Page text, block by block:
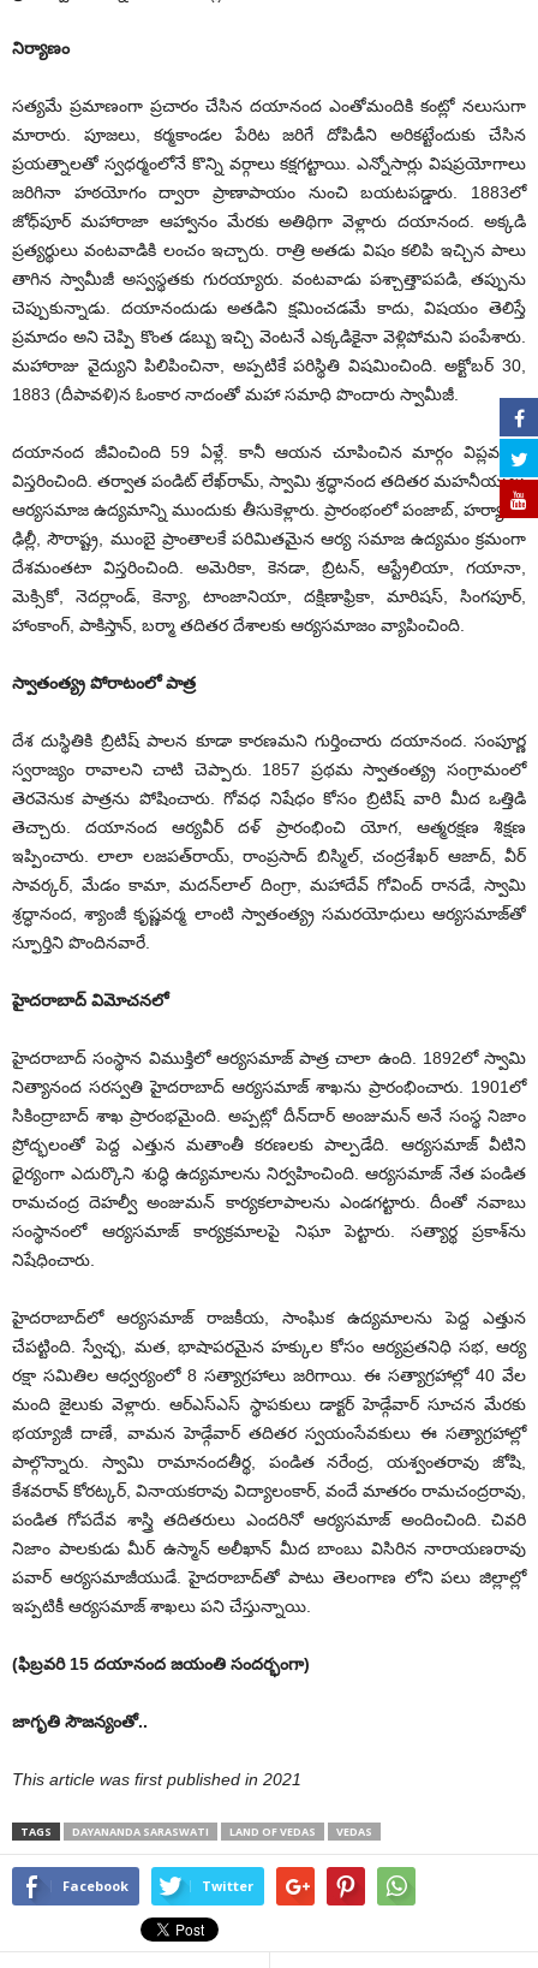
నిర్యాణం
సత్యమే ప్రమాణంగా ప్రచారం చేసిన దయానంద ఎంతోమందికి కంట్లో నలుసుగా
మారారు. పూజలు, కర్మకాండల పేరిట జరిగే దోపిడీని అరికట్టేందుకు చేసిన
ప్రయత్నాలతో స్వధర్మంలోనే కొన్ని వర్గాలు కక్షగట్టాయి. ఎన్నోసార్లు విషప్రయోగాలు
జరిగినా హఠయోగం ద్వారా ప్రాణాపాయం నుంచి బయటపడ్డారు. 1883లో
జోధ్‌పూర్‌ ‌మహారాజా ఆహ్వానం మేరకు అతిథిగా వెళ్లారు దయానంద. అక్కడి
ప్రత్యర్థులు వంటవాడికి లంచం ఇచ్చారు. రాత్రి అతడు విషం కలిపి ఇచ్చిన పాలు
తాగిన స్వామీజీ అస్వస్థతకు గురయ్యారు. వంటవాడు పశ్చాత్తాపపడి, తప్పును
చెప్పుకున్నాడు. దయానందుడు అతడిని క్షమించడమే కాదు, విషయం తెలిస్తే
ప్రమాదం అని చెప్పి కొంత డబ్బు ఇచ్చి వెంటనే ఎక్కడికైనా వెళ్లిపోమని పంపేశారు.
మహారాజు వైద్యుని పిలిపించినా, అప్పటికే పరిస్థితి విషమించింది. అక్టోబర్‌ 30,
1883 (‌దీపావళి)న ఓంకార నాదంతో మహా సమాధి పొందారు స్వామీజీ.
దయానంద జీవించింది 59 ఏళ్లే. కానీ ఆయన చూపించిన మార్గం విప్లవంలా
విస్తరించింది. తర్వాత పండిట్‌ ‌లేఖ్‌రామ్‌, ‌స్వామి శ్రద్ధానంద తదితర మహనీయులు
ఆర్యసమాజ ఉద్యమాన్ని ముందుకు తీసుకెళ్లారు. ప్రారంభంలో పంజాబ్‌, ‌హర్యానా,
ఢిల్లీ, సౌరాష్ట్ర, ముంబై ప్రాంతాలకే పరిమితమైన ఆర్య సమాజ ఉద్యమం క్రమంగా
దేశమంతటా విస్తరించింది. అమెరికా, కెనడా, బ్రిటన్‌, ఆ‌స్ట్రేలియా, గయానా,
మెక్సికో, నెదర్లాండ్‌, ‌కెన్యా, టాంజానియా, దక్షిణాఫ్రికా, మారిషస్‌, ‌సింగపూర్‌,
‌హాంకాంగ్‌, ‌పాకిస్తాన్‌, ‌బర్మా తదితర దేశాలకు ఆర్యసమాజం వ్యాపించింది.
స్వాతంత్య్ర పోరాటంలో పాత్ర
దేశ దుస్థితికి బ్రిటిష్‌ ‌పాలన కూడా కారణమని గుర్తించారు దయానంద. సంపూర్ణ
స్వరాజ్యం రావాలని చాటి చెప్పారు. 1857 ప్రథమ స్వాతంత్య్ర సంగ్రామంలో
తెరవెనుక పాత్రను పోషించారు. గోవధ నిషేధం కోసం బ్రిటిష్‌ ‌వారి మీద ఒత్తిడి
తెచ్చారు. దయానంద ఆర్యవీర్‌ ‌దళ్‌ ‌ప్రారంభించి యోగ, ఆత్మరక్షణ శిక్షణ
ఇప్పించారు. లాలా లజపత్‌రాయ్‌, ‌రాంప్రసాద్‌ ‌బిస్మిల్‌, ‌చంద్రశేఖర్‌ ఆజాద్‌, ‌వీర్‌
‌సావర్కర్‌, ‌మేడం కామా, మదన్‌లాల్‌ ‌దింగ్రా, మహాదేవ్‌ ‌గోవింద్‌ ‌రానడే, స్వామి
శ్రద్ధానంద, శ్యాంజీ కృష్ణవర్మ లాంటి స్వాతంత్య్ర సమరయోధులు ఆర్యసమాజ్‌తో
స్ఫూర్తిని పొందినవారే.
హైదరాబాద్‌ ‌విమోచనలో
హైదరాబాద్‌ ‌సంస్థాన విముక్తిలో ఆర్యసమాజ్‌ ‌పాత్ర చాలా ఉంది. 1892లో స్వామి
నిత్యానంద సరస్వతి హైదరాబాద్‌ ఆర్యసమాజ్‌ ‌శాఖను ప్రారంభించారు. 1901లో
సికింద్రాబాద్‌ ‌శాఖ ప్రారంభమైంది. అప్పట్లో దీన్‌దార్‌ అం‌జుమన్‌ అనే సంస్థ నిజాం
ప్రోద్భలంతో పెద్ద ఎత్తున మతాంతీ కరణలకు పాల్పడేది. ఆర్యసమాజ్‌ ‌వీటిని
ధైర్యంగా ఎదుర్కొని శుద్ధి ఉద్యమాలను నిర్వహించింది. ఆర్యసమాజ్‌ ‌నేత పండిత
రామచంద్ర దెహల్వీ అంజుమన్‌ ‌కార్యకలాపాలను ఎండగట్టారు. దీంతో నవాబు
సంస్థానంలో ఆర్యసమాజ్‌ ‌కార్యక్రమాలపై నిఘా పెట్టారు. సత్యార్థ ప్రకాశ్‌ను
నిషేధించారు.
హైదరాబాద్‌లో ఆర్యసమాజ్‌ ‌రాజకీయ, సాంఘిక ఉద్యమాలను పెద్ద ఎత్తున
చేపట్టింది. స్వేచ్ఛ, మత, భాషాపరమైన హక్కుల కోసం ఆర్యప్రతనిధి సభ, ఆర్య
రక్షా సమితిల ఆధ్వర్యంలో 8 సత్యాగ్రహాలు జరిగాయి. ఈ సత్యాగ్రహాల్లో 40 వేల
మంది జైలుకు వెళ్లారు. ఆర్‌ఎస్‌ఎస్‌ ‌స్థాపకులు డాక్టర్‌ ‌హెడ్గేవార్‌ ‌సూచన మేరకు
భయ్యాజీ దాణే, వామన హెడ్గేవార్‌ ‌తదితర స్వయంసేవకులు ఈ సత్యాగ్రహాల్లో
పాల్గొన్నారు. స్వామి రామానందతీర్థ, పండిత నరేంద్ర, యశ్వంతరావు జోషి,
కేశవరావ్‌ ‌కోరట్కర్‌, ‌వినాయకరావు విద్యాలంకార్‌, ‌వందే మాతరం రామచంద్రరావు,
పండిత గోపదేవ శాస్త్రి తదితరులు ఎందరినో ఆర్యసమాజ్‌ అం‌దించింది. చివరి
నిజాం పాలకుడు మీర్‌ ఉస్మాన్‌ అలీఖాన్‌ ‌మీద బాంబు విసిరిన నారాయణరావు
పవార్‌ ఆర్యసమాజీయుడే. హైదరాబాద్‌తో పాటు తెలంగాణ లోని పలు జిల్లాల్లో
ఇప్పటికీ ఆర్యసమాజ్‌ ‌శాఖలు పని చేస్తున్నాయి.
(ఫిబ్రవరి 15 దయానంద జయంతి సందర్భంగా)
జాగృతి సౌజ‌న్యంతో..
This article was first published in 2021
TAGS DAYANANDA SARASWATI LAND OF VEDAS VEDAS
Facebook Twitter